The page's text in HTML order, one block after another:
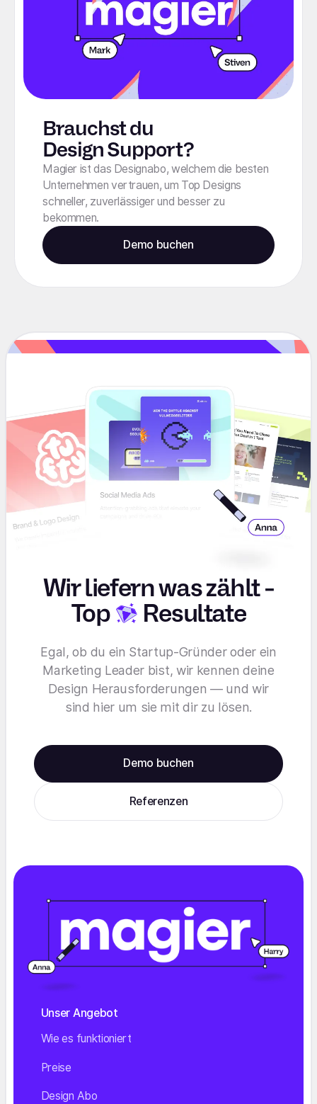
Brauchst du
Design Support?
Magier ist das Designabo, welchem die besten
Unternehmen vertrauen, um Top Designs
schneller, zuverlässiger und besser zu
bekommen.
Demo buchen
Wir liefern was zählt -
Top
Resultate
Egal, ob du ein Startup-Gründer oder ein
Marketing Leader bist, wir kennen deine
Design Herausforderungen — und wir
sind hier um sie mit dir zu lösen.
Demo buchen
Referenzen
Unser Angebot
Wie es funktioniert
Preise
Design Abo